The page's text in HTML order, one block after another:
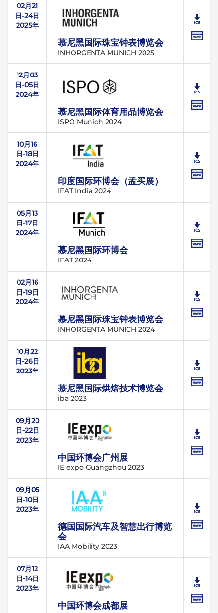
02月21
日-24日
2025年
慕尼黑国际珠宝钟表博览会
INHORGENTA MUNICH 2025
12月03
日-05日
2024年
慕尼黑国际体育用品博览会
ISPO Munich 2024
10月16
日-18日
2024年
印度国际环博会（孟买展）
IFAT India 2024
05月13
日-17日
2024年
慕尼黑国际环博会
IFAT 2024
02月16
日-19日
2024年
慕尼黑国际珠宝钟表博览会
INHORGENTA MUNICH 2024
10月22
日-26日
2023年
慕尼黑国际烘焙技术博览会
iba 2023
09月20
日-22日
2023年
中国环博会广州展
IE expo Guangzhou 2023
09月05
日-10日
2023年
德国国际汽车及智慧出行博览
会
IAA Mobility 2023
07月12
日-14日
2023年
中国环博会成都展